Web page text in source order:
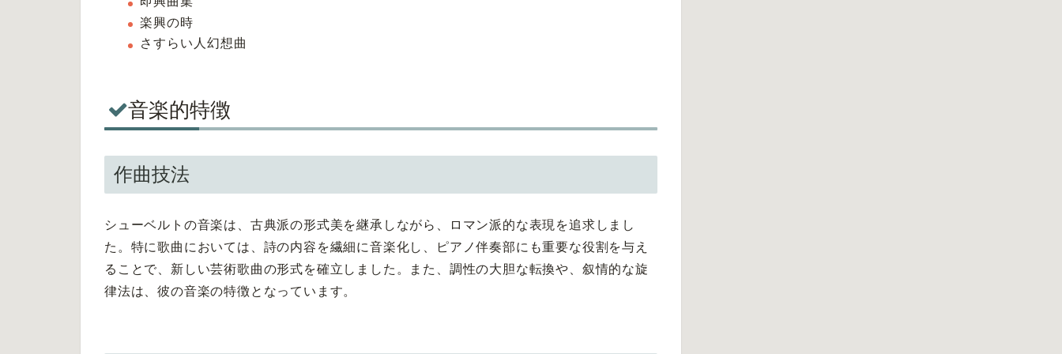
楽興の時
さすらい人幻想曲
音楽的特徴
作曲技法
シューベルトの音楽は、古典派の形式美を継承しながら、ロマン派的な表現を追求しまし
た。特に歌曲においては、詩の内容を繊細に音楽化し、ピアノ伴奏部にも重要な役割を与え
ることで、新しい芸術歌曲の形式を確立しました。また、調性の大胆な転換や、叙情的な旋
律法は、彼の音楽の特徴となっています。